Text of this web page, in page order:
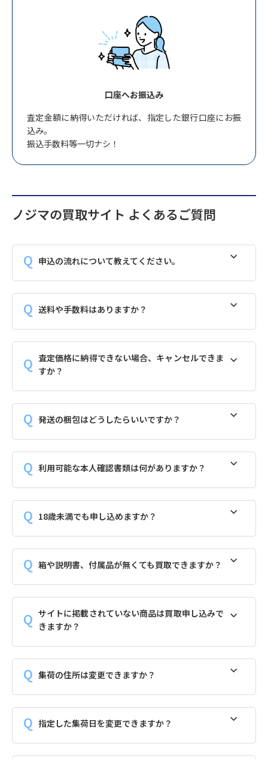
口座へお振込み
査定金額に納得いただければ、指定した銀行口座にお振
込み。
振込手数料等一切ナシ！
ノジマの買取サイト よくあるご質問
申込の流れについて教えてください。
送料や手数料はありますか？
査定価格に納得できない場合、キャンセルできま
すか？
発送の梱包はどうしたらいいですか？
利用可能な本人確認書類は何がありますか？
18歳未満でも申し込めますか？
箱や説明書、付属品が無くても買取できますか？
サイトに掲載されていない商品は買取申し込みで
きますか？
集荷の住所は変更できますか？
指定した集荷日を変更できますか？